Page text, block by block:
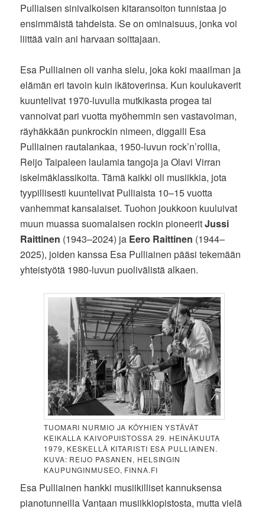
Pulliaisen sinivalkoisen kitaransoiton tunnistaa jo
ensimmäistä tahdeista. Se on ominaisuus, jonka voi
liittää vain ani harvaan soittajaan.
Esa Pulliainen oli vanha sielu, joka koki maailman ja
elämän eri tavoin kuin ikätoverinsa. Kun koulukaverit
kuuntelivat 1970-luvulla mutkikasta progea tai
vannoivat pari vuotta myöhemmin sen vastavoiman,
räyhäkkään punkrockin nimeen, diggaili Esa
Pulliainen rautalankaa, 1950-luvun rock’n’rollia,
Reijo Taipaleen laulamia tangoja ja Olavi Virran
iskelmäklassikoita. Tämä kaikki oli musiikkia, jota
tyypillisesti kuuntelivat Pulliaista 10–15 vuotta
vanhemmat kansalaiset. Tuohon joukkoon kuuluivat
muun muassa suomalaisen rockin pioneeritJussi
Raittinen (1943–2024) ja Eero Raittinen (1944–
2025), joiden kanssa Esa Pulliainen pääsi tekemään
yhteistyötä 1980-luvun puolivälistä alkaen.
TUOMARI NURMIO JA KÖYHIEN YSTÄVÄT
KEIKALLA KAIVOPUISTOSSA 29. HEINÄKUUTA
1979, KESKELLÄ KITARISTI ESA PULLIAINEN.
KUVA: REIJO PASANEN, HELSINGIN
KAUPUNGINMUSEO, FINNA.FI
Esa Pulliainen hankki musiikilliset kannuksensa
pianotunneilla Vantaan musiikkiopistosta, mutta vielä